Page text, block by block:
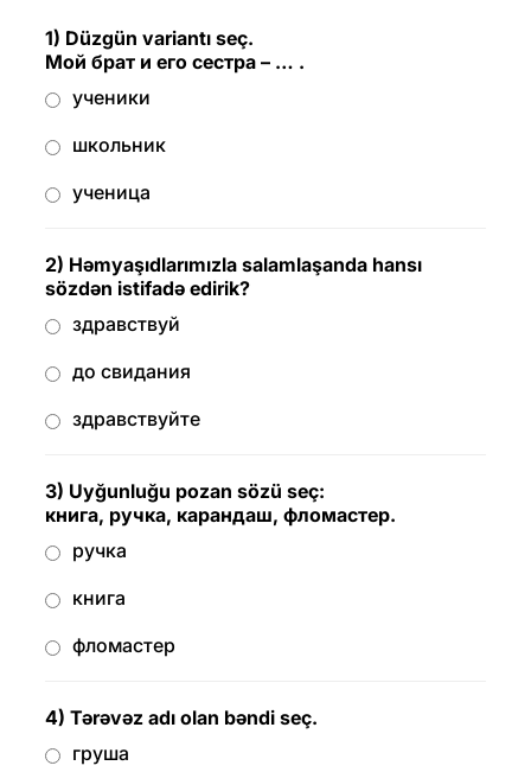
1) Düzgün variantı seç.
Мой брат и его сестра – … .
ученики
школьник
ученица
2) Həmyaşıdlarımızla salamlaşanda hansı
sözdən istifadə edirik?
здравствуй
до свидания
здравствуйте
3) Uyğunluğu pozan sözü seç:
книга, ручка, карандаш, фломастер.
ручка
книга
фломастер
4) Tərəvəz adı olan bəndi seç.
груша